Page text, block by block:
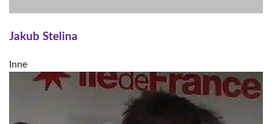
Jakub Stelina
Inne